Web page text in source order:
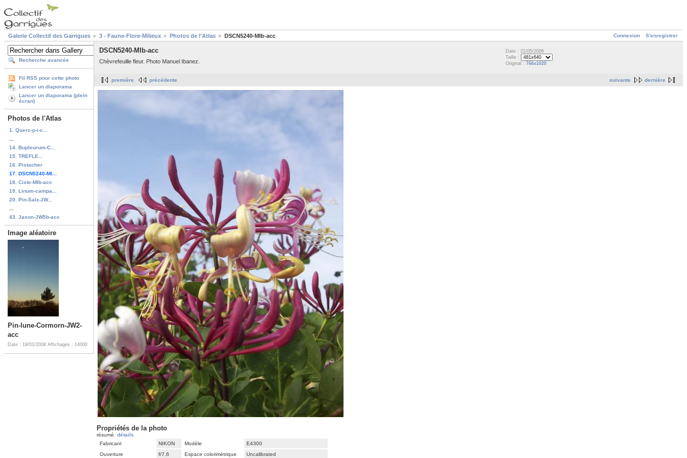
Connexion S'enregistrer
Galerie Collectif des Garrigues 3 - Faune-Flore-Milieux Photos de l'Atlas DSCN5240-MIb-acc
Recherche avancée
Fil RSS pour cette photo
Lancer un diaporama
Lancer un diaporama (plein
écran)
Photos de l'Atlas
1. Querc-p-i-c...
14. Bupleurum-C...
15. TREFLE...
16. Pistacher
17. DSCN5240-MI...
18. Ciste-MIb-acc
19. Linum-campa...
20. Pin-Salz-JW...
43. Jason-JW5b-acc
Image aléatoire
Pin-lune-Cormorn-JW2-
acc
Date : 19/01/2008 Affichages : 14000
DSCN5240-MIb-acc
Chèvrefeuille fleur. Photo Manuel Ibanez.
Date : 21/05/2006
Taille :
Original : 766x1020
suivante dernière
première précédente
Propriétés de la photo
résumé détails
Fabricant
NIKON Modèle
E4300
Ouverture
f/7,6 Espace colorimétrique Uncalibrated